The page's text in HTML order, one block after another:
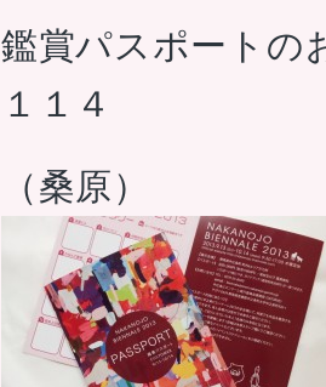
鑑賞パスポート
１１４
（桑原）